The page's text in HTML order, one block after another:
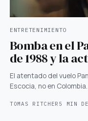
ENTRETENIMIENTO
Bomba en el
de 1988 y la
El atentado del vuelo
Escocia, no en
TOMAS RITCHER 5 MIN